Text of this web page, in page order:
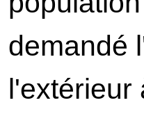
demandé
l'extérieur